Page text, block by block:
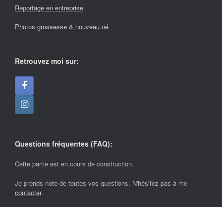
Reportage en entreprise
Photos grossesse & nouveau né
Retrouvez moi sur:
Questions fréquentes (FAQ):
Cette partie est en cours de construction.
Je prends note de toutes vos questions. N'hésitez pas à me
contacter.